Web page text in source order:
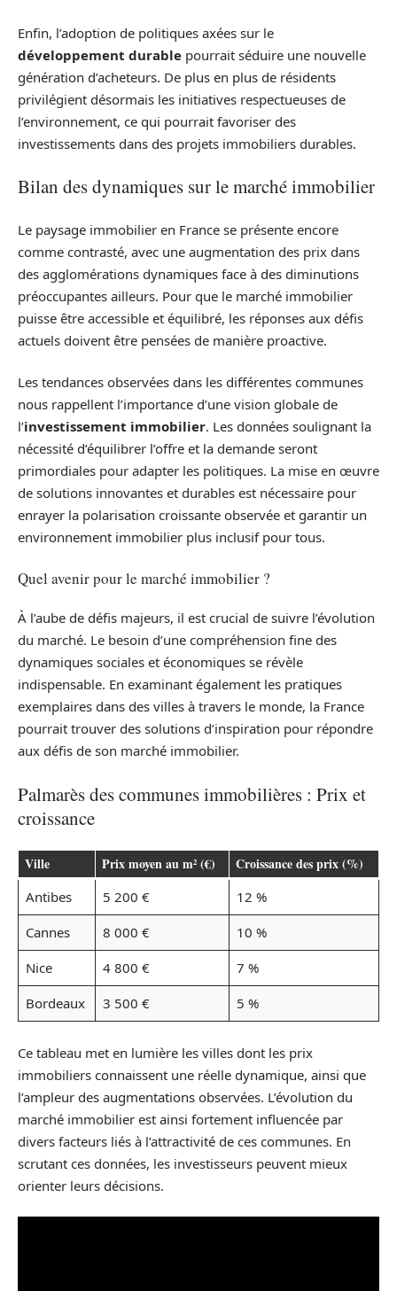
Enfin, l’adoption de politiques axées sur le
développement durable pourrait séduire une nouvelle
génération d’acheteurs. De plus en plus de résidents
privilégient désormais les initiatives respectueuses de
l’environnement, ce qui pourrait favoriser des
investissements dans des projets immobiliers durables.
Bilan des dynamiques sur le marché immobilier
Le paysage immobilier en France se présente encore
comme contrasté, avec une augmentation des prix dans
des agglomérations dynamiques face à des diminutions
préoccupantes ailleurs. Pour que le marché immobilier
puisse être accessible et équilibré, les réponses aux défis
actuels doivent être pensées de manière proactive.
Les tendances observées dans les différentes communes
nous rappellent l’importance d’une vision globale de
l’investissement immobilier. Les données soulignant la
nécessité d’équilibrer l’offre et la demande seront
primordiales pour adapter les politiques. La mise en œuvre
de solutions innovantes et durables est nécessaire pour
enrayer la polarisation croissante observée et garantir un
environnement immobilier plus inclusif pour tous.
Quel avenir pour le marché immobilier ?
À l’aube de défis majeurs, il est crucial de suivre l’évolution
du marché. Le besoin d’une compréhension fine des
dynamiques sociales et économiques se révèle
indispensable. En examinant également les pratiques
exemplaires dans des villes à travers le monde, la France
pourrait trouver des solutions d’inspiration pour répondre
aux défis de son marché immobilier.
Palmarès des communes immobilières : Prix et
croissance
Ville Prix moyen au m² (€) Croissance des prix (%)
Antibes 5 200 €
12 %
Cannes
8 000 €
10 %
Nice
4 800 €
7 %
Bordeaux
3 500 € 5 %
Ce tableau met en lumière les villes dont les prix
immobiliers connaissent une réelle dynamique, ainsi que
l’ampleur des augmentations observées. L’évolution du
marché immobilier est ainsi fortement influencée par
divers facteurs liés à l’attractivité de ces communes. En
scrutant ces données, les investisseurs peuvent mieux
orienter leurs décisions.